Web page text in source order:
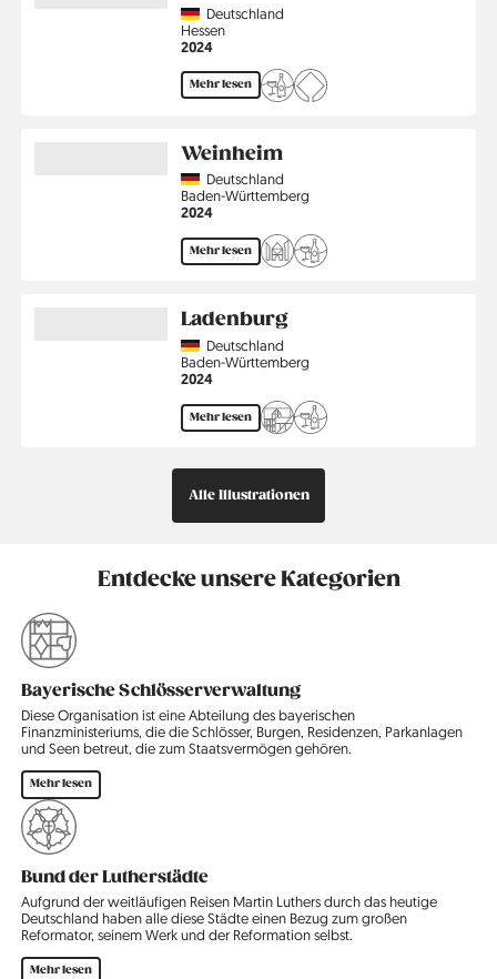
CountryDeutschland
Region
Hessen
Jahr
2024
Mehr lesen
Weinheim
CountryDeutschland
Region
Baden-Württemberg
Jahr
2024
Mehr lesen
Ladenburg
CountryDeutschland
Region
Baden-Württemberg
Jahr
2024
Mehr lesen
Alle Illustrationen
Entdecke unsere Kategorien
Bayerische Schlösserverwaltung
Diese Organisation ist eine Abteilung des bayerischen
Finanzministeriums, die die Schlösser, Burgen, Residenzen, Parkanlagen
und Seen betreut, die zum Staatsvermögen gehören.
Mehr lesen
Bund der Lutherstädte
Aufgrund der weitläufigen Reisen Martin Luthers durch das heutige
Deutschland haben alle diese Städte einen Bezug zum großen
Reformator, seinem Werk und der Reformation selbst.
Mehr lesen